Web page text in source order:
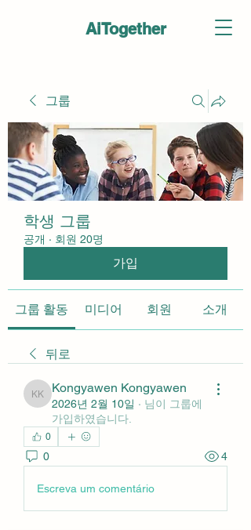
AiTogether
그룹
학생 그룹
공개 · 회원 20명
가입
그룹 활동 미디어 회원 소개
뒤로
Kongyawen Kongyawen
Kongyawen Kongyawen
2026년 2월 10일 · 님이 그룹에
가입하였습니다.
0
0 4
Escreva um comentário